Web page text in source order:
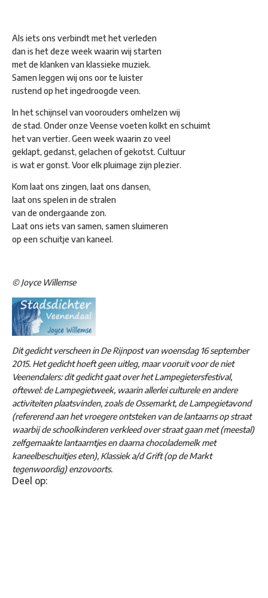
Als iets ons verbindt met het verleden
dan is het deze week waarin wij starten
met de klanken van klassieke muziek.
Samen leggen wij ons oor te luister
rustend op het ingedroogde veen.
In het schijnsel van voorouders omhelzen wij
de stad. Onder onze Veense voeten kolkt en schuimt
het van vertier. Geen week waarin zo veel
geklapt, gedanst, gelachen of gekotst. Cultuur
is wat er gonst. Voor elk pluimage zijn plezier.
Kom laat ons zingen, laat ons dansen,
laat ons spelen in de stralen
van de ondergaande zon.
Laat ons iets van samen, samen sluimeren
op een schuitje van kaneel.
© Joyce Willemse
Dit gedicht verscheen in De Rijnpost van woensdag 16 september
2015. Het gedicht hoeft geen uitleg, maar vooruit voor de niet
Veenendalers: dit gedicht gaat over het Lampegietersfestival,
oftewel: de Lampegietweek, waarin allerlei culturele en andere
activiteiten plaatsvinden, zoals de Ossemarkt, de Lampegietavond
(refererend aan het vroegere ontsteken van de lantaarns op straat
waarbij de schoolkinderen verkleed over straat gaan met (meestal)
zelfgemaakte lantaarntjes en daarna chocolademelk met
kaneelbeschuitjes eten), Klassiek a/d Grift (op de Markt
tegenwoordig) enzovoorts.
Deel op: